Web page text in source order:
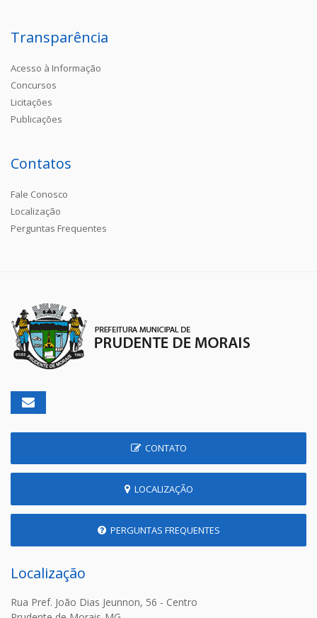
Transparência
Acesso à Informação
Concursos
Licitações
Publicações
Contatos
Fale Conosco
Localização
Perguntas Frequentes
CONTATO
LOCALIZAÇÃO
PERGUNTAS FREQUENTES
Localização
Rua Pref. João Dias Jeunnon, 56 - Centro